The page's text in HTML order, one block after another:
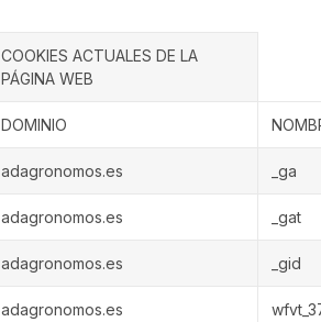
COOKIES ACTUALES DE LA
PÁGINA WEB
DOMINIO
adagronomos.es _ga
adagronomos.es _gat
adagronomos.es _gid
adagronomos.es